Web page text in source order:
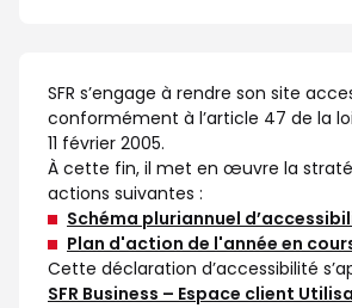
SFR s’engage à rendre son site
conformément à l’article 47 de la
11 février 2005.
À cette fin, il met en œuvre la
actions suivantes :
Schéma pluriannuel
Plan d'action de l'année en
Cette déclaration d’accessibilité
SFR Business – Espace client